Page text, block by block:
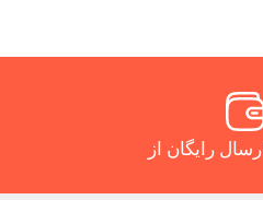
ارسال رایگان از